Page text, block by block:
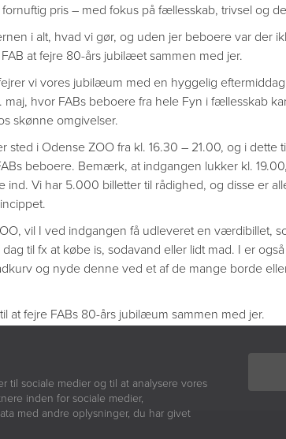
til sociale medier og til at analysere vores
inden for sociale medier,
med andre oplysninger, du har givet
pris – med fokus på fællesskab, trivsel og
i alt, hvad vi gør, og uden jer beboere var der
at fejre 80-års jubilæet sammen med jer.
vi vores jubilæum med en hyggelig
maj, hvor FABs beboere fra hele Fyn i fællesskab
skønne omgivelser.
sted i Odense ZOO fra kl. 16.30 – 21.00, og i
beboere. Bemærk, at indgangen lukker kl.
ind. Vi har 5.000 billetter til rådighed, og disse er
vil I ved indgangen få udleveret en værdibillet,
til fx at købe is, sodavand eller lidt mad. I er
og nyde denne ved et af de mange borde
at fejre FABs 80-års jubilæum sammen med jer.